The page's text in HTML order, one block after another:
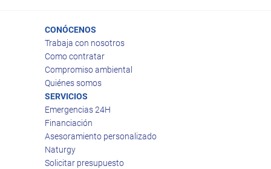
CONÓCENOS
Trabaja con nosotros
Como contratar
Compromiso ambiental
Quiénes somos
SERVICIOS
Emergencias 24H
Financiación
Asesoramiento personalizado
Naturgy
Solicitar presupuesto